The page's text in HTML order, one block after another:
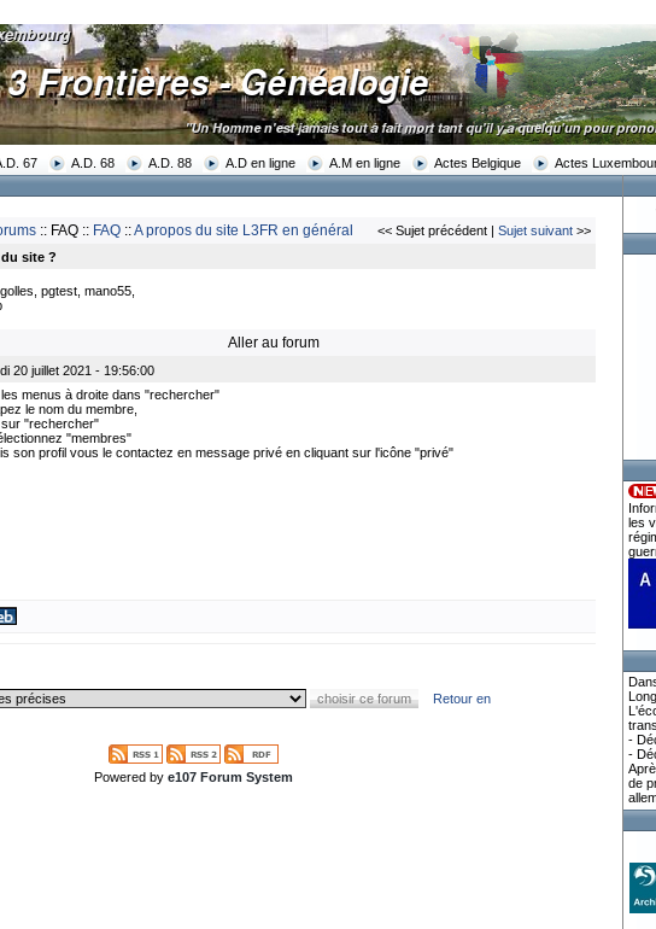
67 A.D. 68 A.D. 88 A.D en ligne A.M en ligne Actes Belgique Actes
:: FAQ :: FAQ ::A propos du site L3FR en général << Sujet précédent | Sujet suivant >>
site ?
pgtest, mano55,
Aller au forum
20 juillet 2021 - 19:56:00
menus à droite dans "rechercher"
le nom du membre,
"rechercher"
"membres"
son profil vous le contactez en message privé en cliquant sur l'icône "privé"
Retour en
Powered by e107 Forum System
les
-
-
de